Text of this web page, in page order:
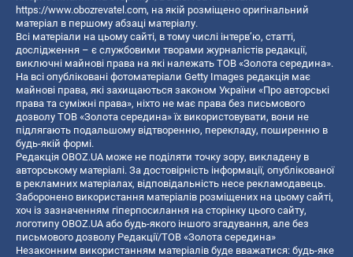
https://www.obozrevatel.com, на якій розміщено оригінальний
матеріал в першому абзаці матеріалу.
Всі матеріали на цьому сайті, в тому числі інтерв’ю, статті,
дослідження – є службовими творами журналістів редакції,
виключні майнові права на які належать ТОВ «Золота середина».
На всі опубліковані фотоматеріали Getty Images редакція має
майнові права, які захищаються законом України «Про авторські
права та суміжні права», ніхто не має права без письмового
дозволу ТОВ «Золота середина» їх використовувати, вони не
підлягають подальшому відтворенню, перекладу, поширенню в
будь-якій формі.
Редакція OBOZ.UA може не поділяти точку зору, викладену в
авторському матеріалі. За достовірність інформації, опублікованої
в рекламних матеріалах, відповідальність несе рекламодавець.
Заборонено використання матеріалів розміщених на цьому сайті,
хоч із зазначенням гіперпосилання на сторінку цього сайту,
логотипу OBOZ.UA або будь-якого іншого згадування, але без
письмового дозволу Редакції/ТОВ «Золота середина»
Незаконним використанням матеріалів буде вважатися: будь-яке